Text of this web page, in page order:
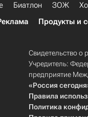
Биатлон ЗОЖ
Продукты и
Свидетельство
Учредитель:
предприятие
«Россия
Правила
Политика